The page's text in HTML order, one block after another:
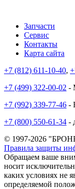
Запчасти
Сервис
Контакты
Карта сайта
+7 (812) 611-10-40,
+7 (499) 322-00-02 -
+7 (992) 339-77-46 -
+7 (800) 550-61-34 -
© 1997-2026
Правила защиты
Обращаем ваше
носит
каких условиях не
определяемой